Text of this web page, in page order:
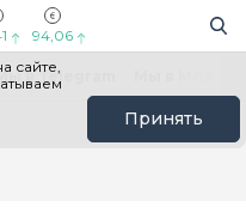
94,06
сайте,
Принять
в Telegram